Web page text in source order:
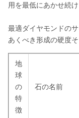
用を最低にあかせ続け
最適ダイヤモンドの
あくべき形成の硬度
地
球
の
特
徴
石の名前